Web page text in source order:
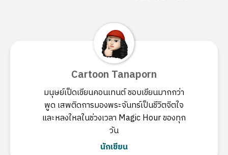
Cartoon Tanaporn
มนุษย์เป็ดเขียนคอนเทนต์ ชอบเขียนมากกว่า
พูด เสพติดการมองพระจันทร์เป็นชีวิตจิตใจ
และหลงใหลในช่วงเวลา Magic Hour ของทุก
วัน
นักเขียน